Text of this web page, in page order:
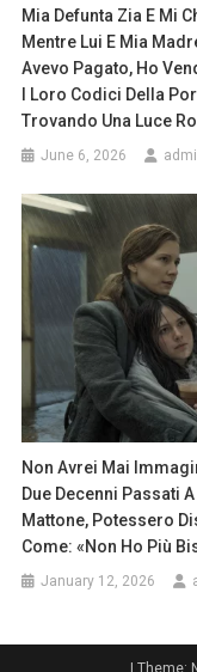
Mia Defunta Zia E Mi
Mentre Lui E Mia
Avevo Pagato, Ho
I Loro Codici Della
Trovando Una Luce
June 6, 2026
Non Avrei Mai
Due Decenni Passati
Mattone, Potessero
Come: «Non Ho Più
January 12, 2026
| Theme: